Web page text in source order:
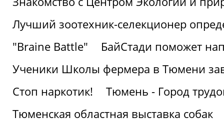
Лучший зоотехник-селекционер
"Braine Battle"
БайСтади поможет
Ученики Школы фермера в Тюмени
Стоп наркотик!
Тюмень - Город
Тюменская областная выставка собак